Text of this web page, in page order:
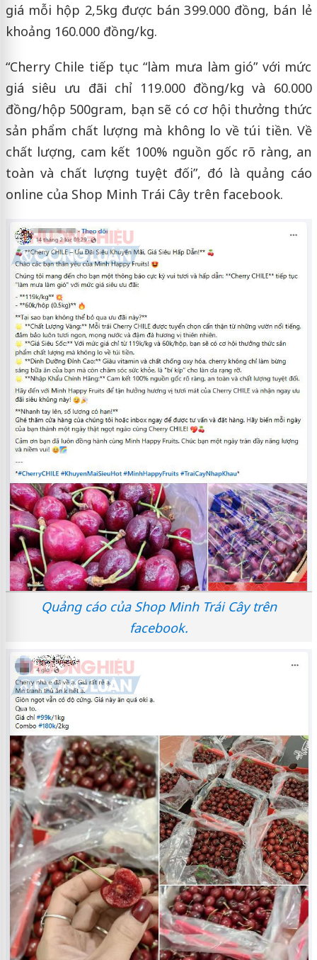
giá mỗi hộp 2,5kg được bán 399.000 đồng, bán lẻ
khoảng 160.000 đồng/kg.
“Cherry Chile tiếp tục “làm mưa làm gió” với mức
giá siêu ưu đãi chỉ 119.000 đồng/kg và 60.000
đồng/hộp 500gram, bạn sẽ có cơ hội thưởng thức
sản phẩm chất lượng mà không lo về túi tiền. Về
chất lượng, cam kết 100% nguồn gốc rõ ràng, an
toàn và chất lượng tuyệt đối”, đó là quảng cáo
online của Shop Minh Trái Cây trên facebook.
Quảng cáo của Shop Minh Trái Cây trên
facebook.